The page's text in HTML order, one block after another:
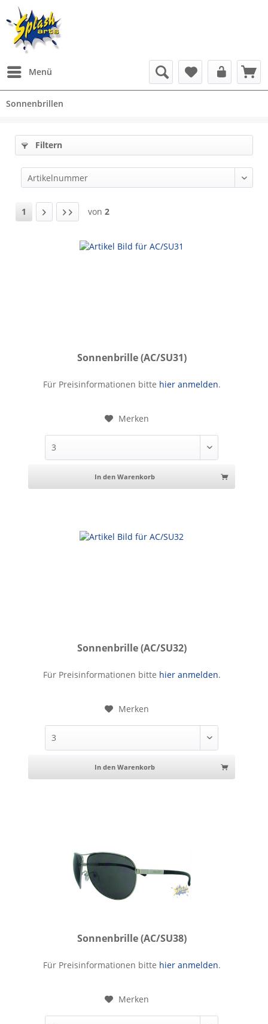
Menü
Sonnenbrillen
Filtern
1 von 2
Sonnenbrille (AC/SU31)
Sonnenbrille
Für Preisinformationen bitte hier anmelden.
Merken
In den Warenkorb
Sonnenbrille (AC/SU32)
Sonnenbrille
Für Preisinformationen bitte hier anmelden.
Merken
In den Warenkorb
Sonnenbrille (AC/SU38)
Sonnenbrille
Für Preisinformationen bitte hier anmelden.
Merken